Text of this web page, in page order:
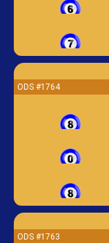
ODS #1764
ODS #1763